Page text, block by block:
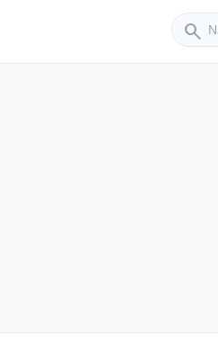
search
Sender